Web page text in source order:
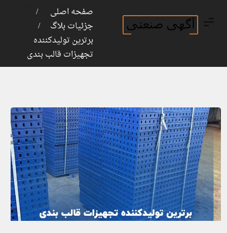
ورود
صفحه اصلی
جزئیات بلاگ
برترین تولیدکننده
تجهیزات قالب بندی